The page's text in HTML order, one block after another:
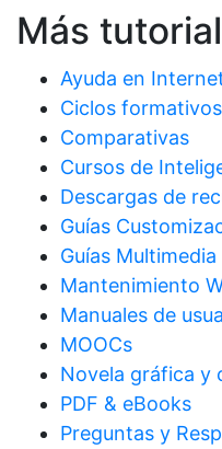
Más
Ayuda en
Ciclos formativos
Comparativas
Cursos de
Descargas de
Guías
Guías Multimedia
Mantenimiento
Manuales de
MOOCs
Novela gráfica y
PDF & eBooks
Preguntas y